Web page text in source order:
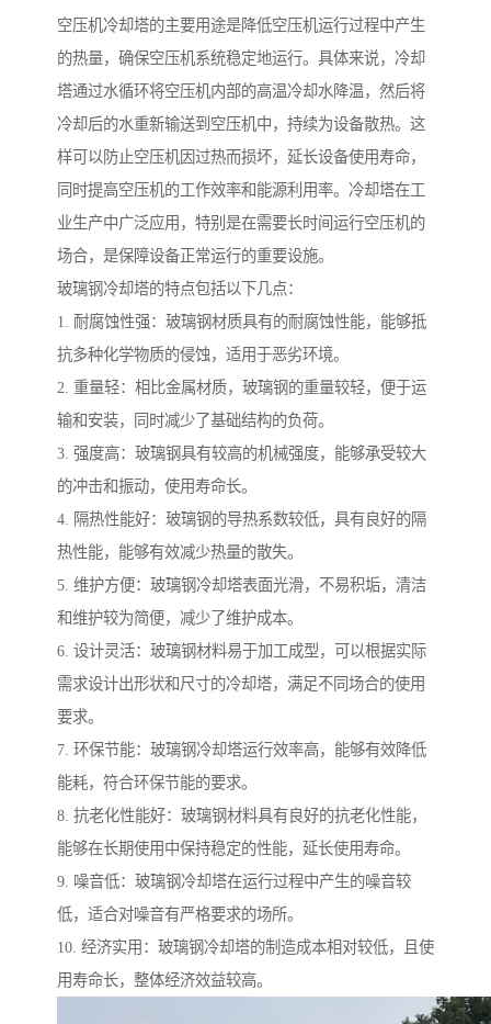
空压机冷却塔的主要用途是降低空压机运行过程中产生
的热量，确保空压机系统稳定地运行。具体来说，冷却
塔通过水循环将空压机内部的高温冷却水降温，然后将
冷却后的水重新输送到空压机中，持续为设备散热。这
样可以防止空压机因过热而损坏，延长设备使用寿命，
同时提高空压机的工作效率和能源利用率。冷却塔在工
业生产中广泛应用，特别是在需要长时间运行空压机的
场合，是保障设备正常运行的重要设施。
玻璃钢冷却塔的特点包括以下几点：
1. 耐腐蚀性强：玻璃钢材质具有的耐腐蚀性能，能够抵
抗多种化学物质的侵蚀，适用于恶劣环境。
2. 重量轻：相比金属材质，玻璃钢的重量较轻，便于运
输和安装，同时减少了基础结构的负荷。
3. 强度高：玻璃钢具有较高的机械强度，能够承受较大
的冲击和振动，使用寿命长。
4. 隔热性能好：玻璃钢的导热系数较低，具有良好的隔
热性能，能够有效减少热量的散失。
5. 维护方便：玻璃钢冷却塔表面光滑，不易积垢，清洁
和维护较为简便，减少了维护成本。
6. 设计灵活：玻璃钢材料易于加工成型，可以根据实际
需求设计出形状和尺寸的冷却塔，满足不同场合的使用
要求。
7. 环保节能：玻璃钢冷却塔运行效率高，能够有效降低
能耗，符合环保节能的要求。
8. 抗老化性能好：玻璃钢材料具有良好的抗老化性能，
能够在长期使用中保持稳定的性能，延长使用寿命。
9. 噪音低：玻璃钢冷却塔在运行过程中产生的噪音较
低，适合对噪音有严格要求的场所。
10. 经济实用：玻璃钢冷却塔的制造成本相对较低，且使
用寿命长，整体经济效益较高。